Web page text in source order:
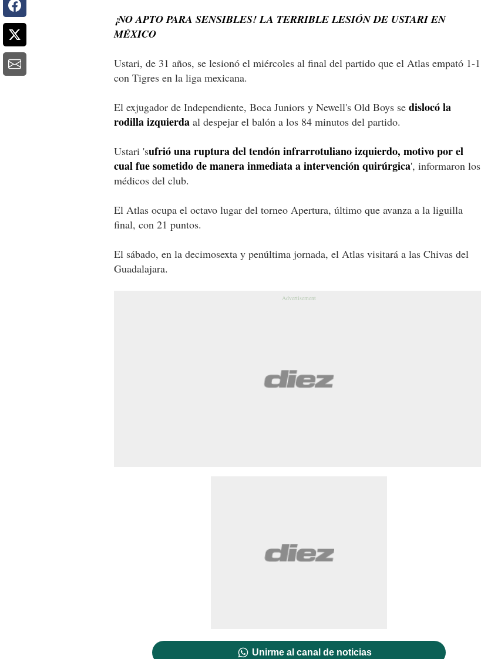
¡NO APTO PARA SENSIBLES! LA TERRIBLE LESIÓN DE USTARI EN
MÉXICO
Ustari, de 31 años, se lesionó el miércoles al final del partido que el Atlas empató 1-1
con Tigres en la liga mexicana.
El exjugador de Independiente, Boca Juniors y Newell's Old Boys se dislocó la
rodilla izquierda al despejar el balón a los 84 minutos del partido.
Ustari 'sufrió una ruptura del tendón infrarrotuliano izquierdo, motivo por el
cual fue sometido de manera inmediata a intervención quirúrgica', informaron los
médicos del club.
El Atlas ocupa el octavo lugar del torneo Apertura, último que avanza a la liguilla
final, con 21 puntos.
El sábado, en la decimosexta y penúltima jornada, el Atlas visitará a las Chivas del
Guadalajara.
Unirme al canal de noticias